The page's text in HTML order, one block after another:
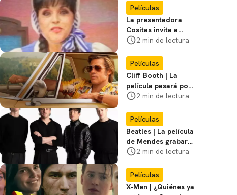
Películas
La presentadora
Cositas invita a
visitar el
Miasma
2 min de lectura
Películas
Cliff Booth | La
película pasará por
nuevas filmaciones
2 min de lectura
Películas
Beatles | La película
de Mendes grabará
escenas en la
2 min de lectura
Películas
X-Men | ¿Quiénes ya